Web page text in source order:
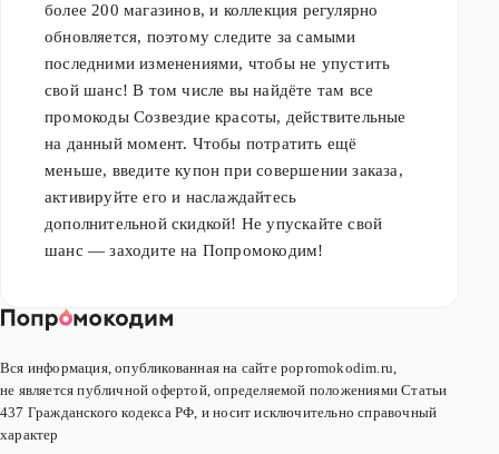
более 200 магазинов, и коллекция регулярно
обновляется, поэтому следите за самыми
последними изменениями, чтобы не упустить
свой шанс! В том числе вы найдёте там все
промокоды Созвездие красоты, действительные
на данный момент. Чтобы потратить ещё
меньше, введите купон при совершении заказа,
активируйте его и наслаждайтесь
дополнительной скидкой! Не упускайте свой
шанс — заходите на Попромокодим!
Вся информация, опубликованная на сайте popromokodim.ru,
не является публичной офертой, определяемой положениями Статьи
437 Гражданского кодекса РФ, и носит исключительно справочный
характер